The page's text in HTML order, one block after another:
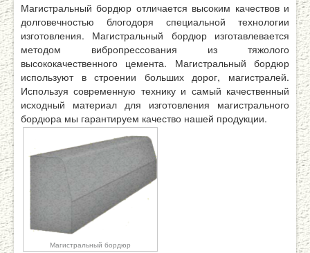
Магистральный бордюр отличается высоким качествов и
долговечностью блогодоря специальной технологии
изготовления. Магистральный бордюр изготавлевается
методом вибропрессования из тяжолого
высококачественного цемента. Магистральный бордюр
используют в строении больших дорог, магистралей.
Используя современную технику и самый качественный
исходный материал для изготовления магистрального
бордюра мы гарантируем качество нашей продукции.
Магистральный бордюр